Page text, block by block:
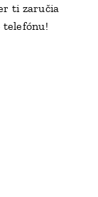
ti zaručia
telefónu!